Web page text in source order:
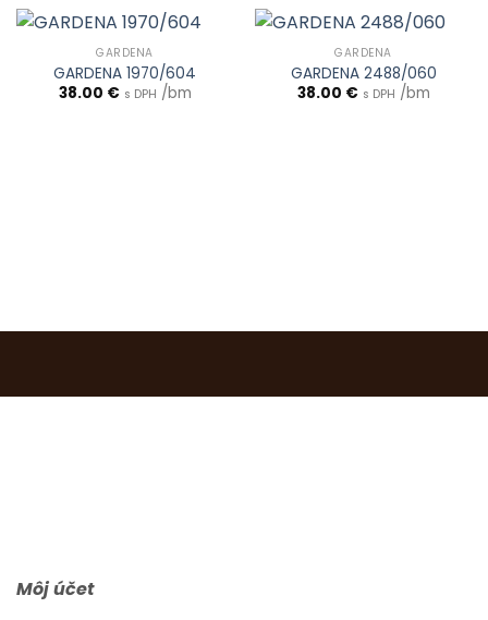
GARDENA
GARDENA 1970/604
38.00 € s DPH /bm
GARDENA
GARDENA 2488/060
38.00 € s DPH /bm
Môj účet